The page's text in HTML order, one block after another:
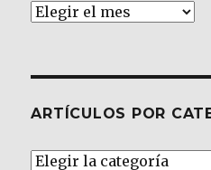
Archivos
ARTÍCULOS POR
Artículos